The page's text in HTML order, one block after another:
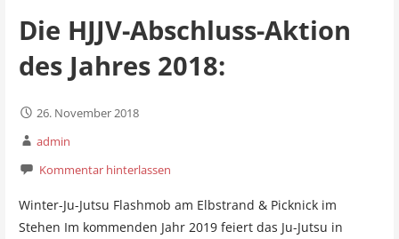
Die HJJV-Abschluss-Aktion
des Jahres 2018:
26. November 2018
admin
Kommentar hinterlassen
Winter-Ju-Jutsu Flashmob am Elbstrand & Picknick im
Stehen Im kommenden Jahr 2019 feiert das Ju-Jutsu in